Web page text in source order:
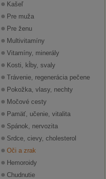
Kašeľ
Pre muža
Pre ženu
Multivitamíny
Vitamíny, minerály
Kosti, kĺby, svaly
Trávenie, regenerácia pečene
Pokožka, vlasy, nechty
Močové cesty
Pamäť, učenie, vitalita
Spánok, nervozita
Srdce, cievy, cholesterol
Oči a zrak
Hemoroidy
Chudnutie